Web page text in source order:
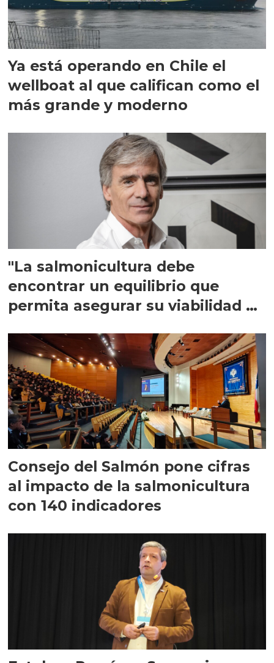
Ya está operando en Chile el
wellboat al que califican como el
más grande y moderno
"La salmonicultura debe
encontrar un equilibrio que
permita asegurar su viabilidad de
Consejo del Salmón pone cifras
al impacto de la salmonicultura
con 140 indicadores